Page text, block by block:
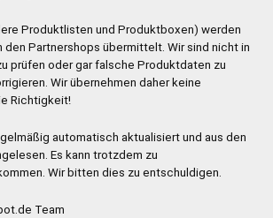
Produktlisten und Produktboxen) werden
den Partnershops übermittelt. Wir sind nicht in
prüfen oder gar falsche Produktdaten zu
Wir übernehmen daher keine
Richtigkeit!
automatisch aktualisiert und aus den
Es kann trotzdem zu
Wir bitten dies zu entschuldigen.
Team